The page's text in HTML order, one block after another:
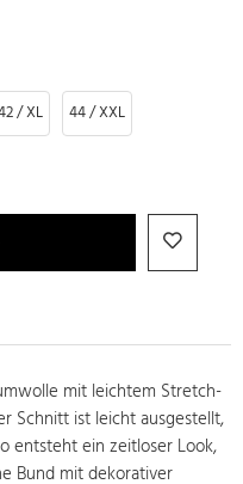
/ XL 44 / XXL
mit leichtem Stretch-
Schnitt ist leicht ausgestellt,
entsteht ein zeitloser Look,
Bund mit dekorativer